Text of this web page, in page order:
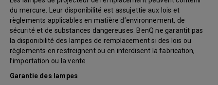
du mercure. Leur disponibilité est assujettie aux lois et
règlements applicables en matière d’environnement, de
sécurité et de substances dangereuses. BenQ ne garantit pas
la disponibilité des lampes de remplacement si des lois ou
règlements en restreignent ou en interdisent la fabrication,
l’importation ou la vente.
Garantie des lampes